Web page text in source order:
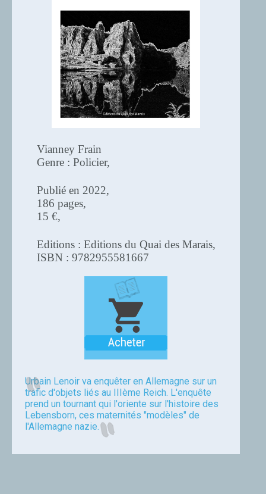
Vianney Frain
Genre : Policier,
Publié en 2022,
186 pages,
15 €,
Editions : Editions du Quai des Marais,
ISBN : 9782955581667
Urbain Lenoir va enquêter en Allemagne sur un
trafic d'objets liés au IIIème Reich. L'enquête
prend un tournant qui l'oriente sur l'histoire des
Lebensborn, ces maternités "modèles" de
l'Allemagne nazie.